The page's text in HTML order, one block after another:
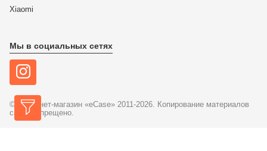
Xiaomi
Мы в социальных сетях
© Интернет-магазин «eCase» 2011-2026. Копирование материалов
сайта запрещено.